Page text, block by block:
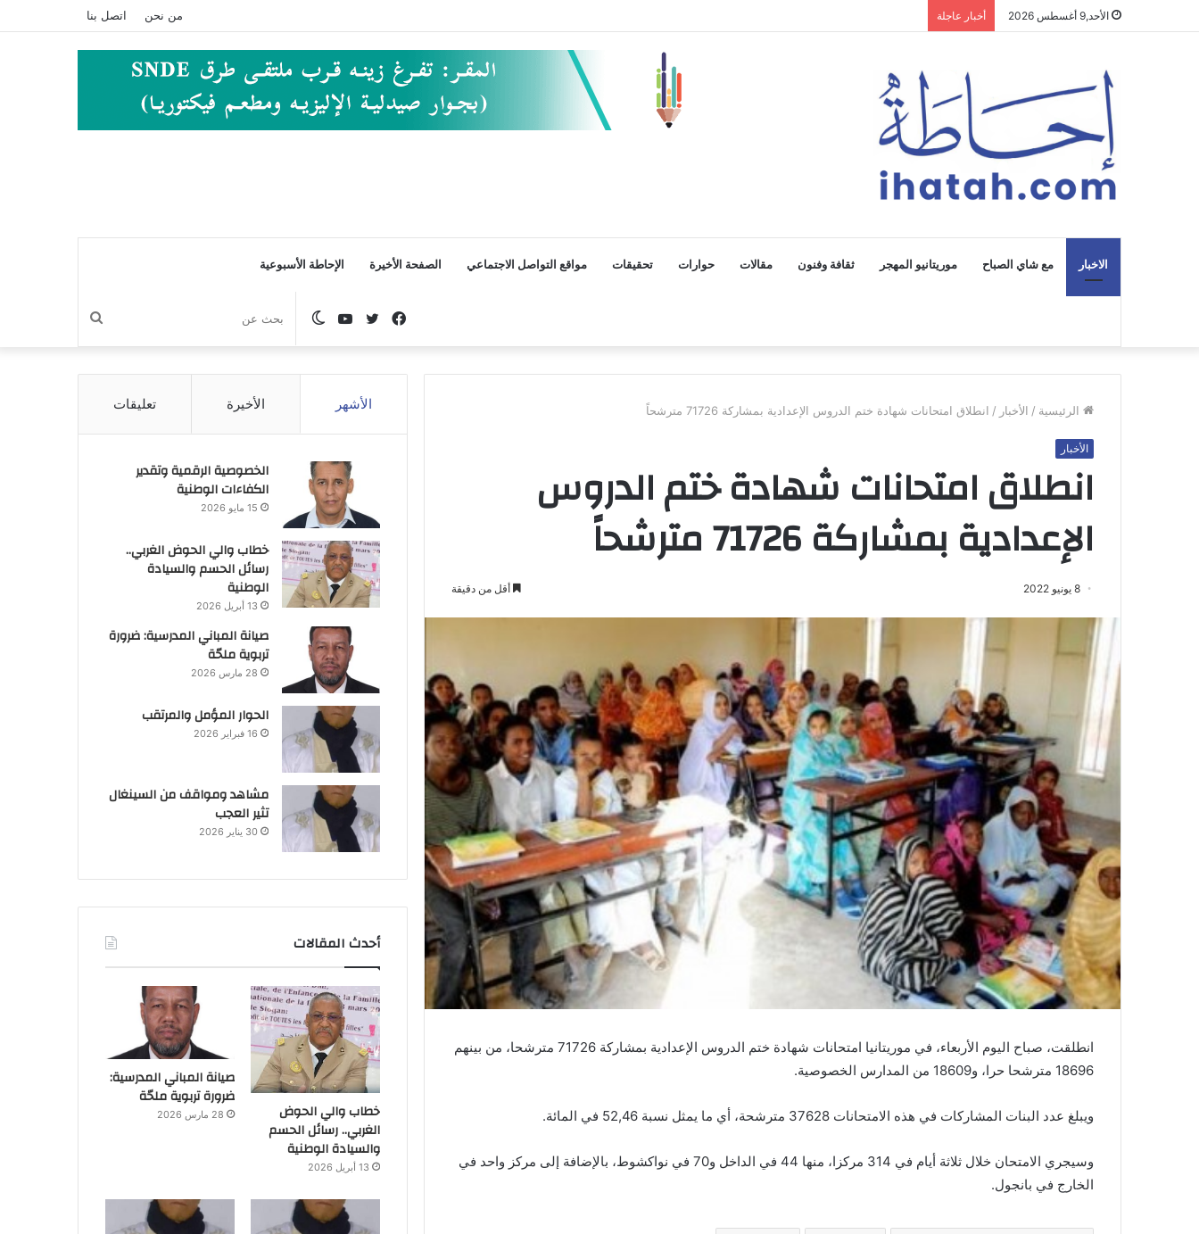
الأحد,9 أغسطس 2026 أخبار عاجلة من نحن اتصل بنا
الاخبار مع شاي الصباح موريتانيو المهجر ثقافة وفنون مقالات حوارات تحقيقات مواقع التواصل الاجتماعي الصفحة الأخيرة الإحاطة الأسبوعية
بحث
عن
الوضع
المظلم
يوتيوبتويتر
فيسبوك
الرئيسية / الأخبار / انطلاق امتحانات شهادة ختم الدروس الإعدادية بمشاركة 71726 مترشحاً
الأخبار
انطلاق امتحانات شهادة ختم الدروس
الإعدادية بمشاركة 71726 مترشحاً
8 يونيو 2022 أقل من دقيقة
انطلقت، صباح اليوم الأربعاء، في موريتانيا امتحانات شهادة ختم الدروس الإعدادية بمشاركة 71726 مترشحا، من بينهم
18696 مترشحا حرا، و18609 من المدارس الخصوصية.
ويبلغ عدد البنات المشاركات في هذه الامتحانات 37628 مترشحة، أي ما يمثل نسبة 52,46 في المائة.
وسيجري الامتحان خلال ثلاثة أيام في 314 مركزا، منها 44 في الداخل و70 في نواكشوط، بالإضافة إلى مركز واحد في
الخارج في بانجول.
الأشهر الأخيرة تعليقات
الخصوصية الرقمية وتقدير
الكفاءات الوطنية
15 مايو 2026
خطاب والي الحوض الغربي..
رسائل الحسم والسيادة
الوطنية
13 أبريل 2026
صيانة المباني المدرسية: ضرورة
تربوية ملحّة
28 مارس 2026
الحوار المؤمل والمرتقب
16 فبراير 2026
مشاهد ومواقف من السينغال
تثير العجب
30 يناير 2026
أحدث المقالات
خطاب والي الحوض
الغربي.. رسائل الحسم
والسيادة الوطنية
13 أبريل 2026
صيانة المباني المدرسية:
ضرورة تربوية ملحّة
28 مارس 2026